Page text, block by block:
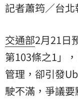
記者蕭筠／台北
交通部2月21日
第103條之1 」
管理，卻引發
駛不滿，爭議